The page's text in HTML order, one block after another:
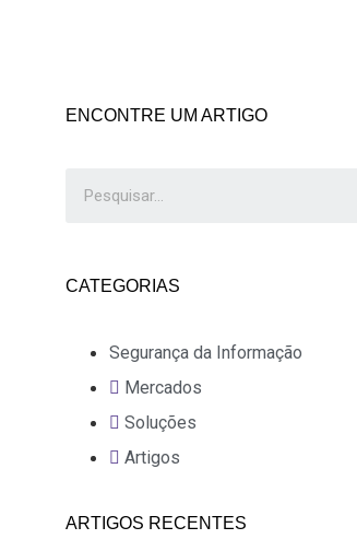
ENCONTRE UM ARTIGO
CATEGORIAS
Segurança da Informação
Mercados
Soluções
Artigos
ARTIGOS RECENTES